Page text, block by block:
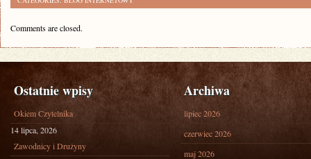
Comments are closed.
Ostatnie wpisy
Okiem Czytelnika
14 lipca, 2026
Zawodnicy i Drużyny
Archiwa
lipiec 2026
czerwiec 2026
maj 2026